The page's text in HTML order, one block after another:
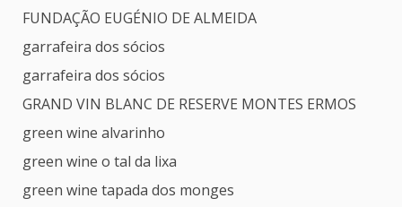
FUNDAÇÃO EUGÉNIO DE ALMEIDA
garrafeira dos sócios
garrafeira dos sócios
GRAND VIN BLANC DE RESERVE MONTES ERMOS
green wine alvarinho
green wine o tal da lixa
green wine tapada dos monges